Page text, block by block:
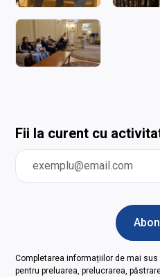
Fii la curent cu
Completarea informațiilor de mai
pentru preluarea, prelucrarea,